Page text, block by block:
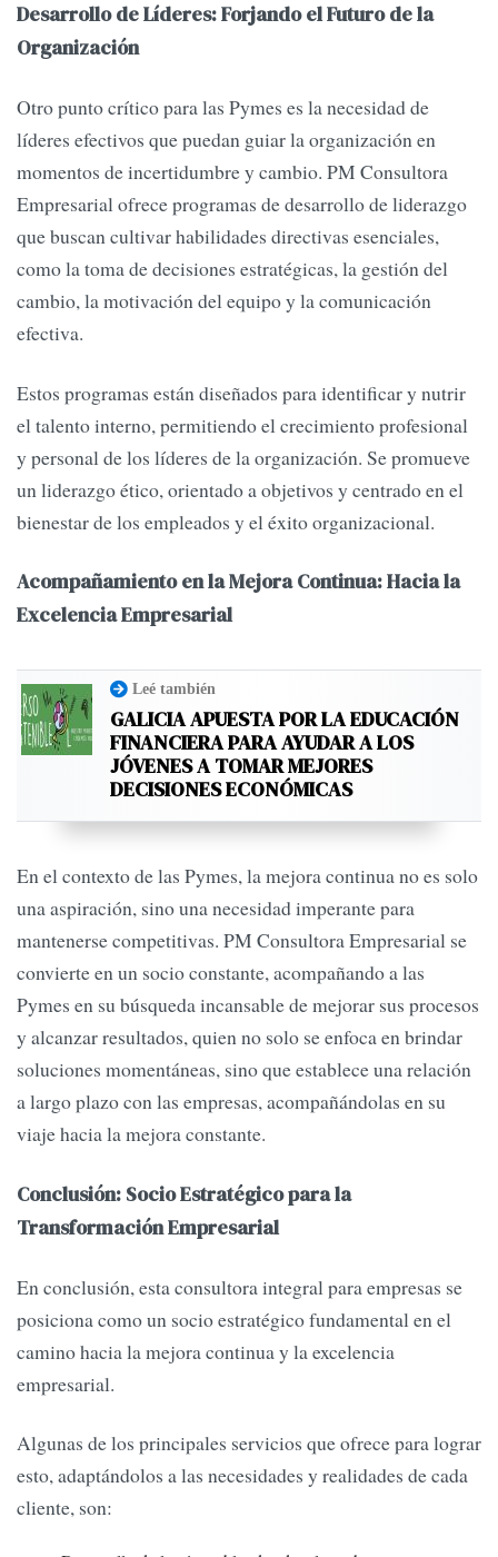
Desarrollo de Líderes: Forjando el Futuro de la
Organización
Otro punto crítico para las Pymes es la necesidad de
líderes efectivos que puedan guiar la organización en
momentos de incertidumbre y cambio. PM Consultora
Empresarial ofrece programas de desarrollo de liderazgo
que buscan cultivar habilidades directivas esenciales,
como la toma de decisiones estratégicas, la gestión del
cambio, la motivación del equipo y la comunicación
efectiva.
Estos programas están diseñados para identificar y nutrir
el talento interno, permitiendo el crecimiento profesional
y personal de los líderes de la organización. Se promueve
un liderazgo ético, orientado a objetivos y centrado en el
bienestar de los empleados y el éxito organizacional.
Acompañamiento en la Mejora Continua: Hacia la
Excelencia Empresarial
Leé también
GALICIA APUESTA POR LA EDUCACIÓN
FINANCIERA PARA AYUDAR A LOS
JÓVENES A TOMAR MEJORES
DECISIONES ECONÓMICAS
En el contexto de las Pymes, la mejora continua no es solo
una aspiración, sino una necesidad imperante para
mantenerse competitivas. PM Consultora Empresarial se
convierte en un socio constante, acompañando a las
Pymes en su búsqueda incansable de mejorar sus procesos
y alcanzar resultados, quien no solo se enfoca en brindar
soluciones momentáneas, sino que establece una relación
a largo plazo con las empresas, acompañándolas en su
viaje hacia la mejora constante.
Conclusión: Socio Estratégico para la
Transformación Empresarial
En conclusión, esta consultora integral para empresas se
posiciona como un socio estratégico fundamental en el
camino hacia la mejora continua y la excelencia
empresarial.
Algunas de los principales servicios que ofrece para lograr
esto, adaptándolos a las necesidades y realidades de cada
cliente, son: